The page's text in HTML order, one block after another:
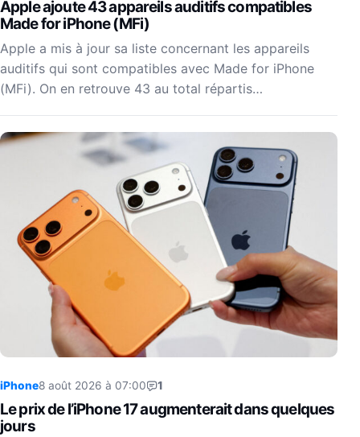
Apple ajoute 43 appareils auditifs compatibles
Made for iPhone (MFi)
Apple a mis à jour sa liste concernant les appareils
auditifs qui sont compatibles avec Made for iPhone
(MFi). On en retrouve 43 au total répartis…
iPhone8 août 2026 à 07:00 1
Le prix de l’iPhone 17 augmenterait dans quelques
jours